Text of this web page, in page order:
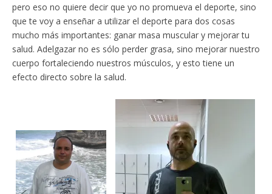
pero eso no quiere decir que yo no promueva el deporte, sino
que te voy a enseñar a utilizar el deporte para dos cosas
mucho más importantes: ganar masa muscular y mejorar tu
salud. Adelgazar no es sólo perder grasa, sino mejorar nuestro
cuerpo fortaleciendo nuestros músculos, y esto tiene un
efecto directo sobre la salud.